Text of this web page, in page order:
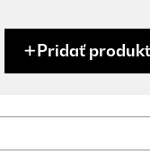
Pridať